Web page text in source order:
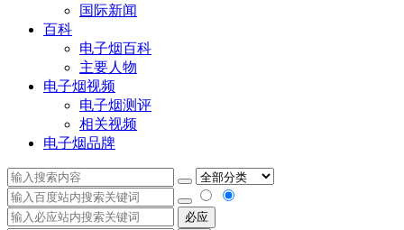
国际新闻
百科
电子烟百科
主要人物
电子烟视频
电子烟测评
相关视频
电子烟品牌
必应